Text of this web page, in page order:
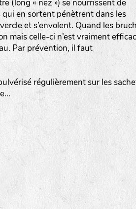
vert
variété
(Ici Belle de nuit)
(ici 2020)
producteur ou du fournisseur de la
du lot
calibre
(long « nez ») se nourrissent de
qui en sortent pénètrent dans les
et s’envolent. Quand les
mais celle-ci n’est vraiment
Par prévention, il faut
régulièrement sur les